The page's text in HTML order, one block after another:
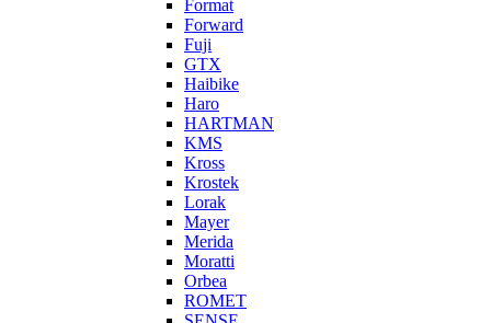
Format
Forward
Fuji
GTX
Haibike
Haro
HARTMAN
KMS
Kross
Krostek
Lorak
Mayer
Merida
Moratti
Orbea
ROMET